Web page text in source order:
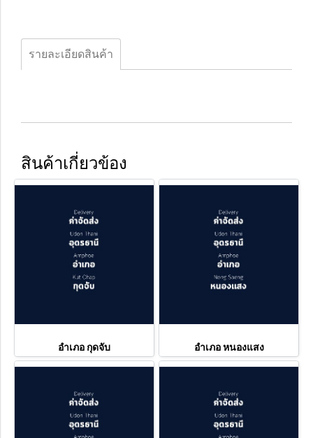
รายละเอียดสินค้า
สินค้าเกี่ยวข้อง
อำเภอ กุดจับ อำเภอ หนองแสง